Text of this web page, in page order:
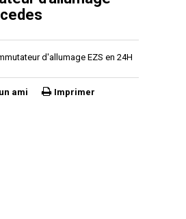
d'allumage EZS en 24H
ami Imprimer